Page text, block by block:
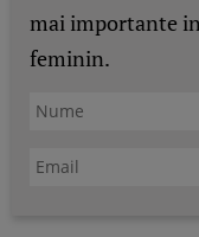
mai importante
feminin.